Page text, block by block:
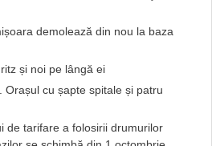
demolează din nou la baza
și noi pe lângă ei
Orașul cu șapte spitale și patru
de tarifare a folosirii drumurilor